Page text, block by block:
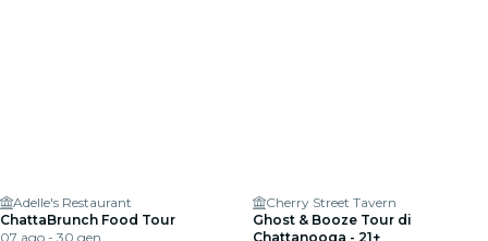
Adelle's Restaurant
ChattaBrunch Food Tour
07 ago - 30 gen
Cherry Street Tavern
Ghost & Booze Tour di
Chattanooga - 21+